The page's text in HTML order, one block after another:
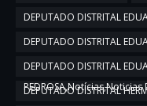
DEPUTADO DISTRITAL
DEPUTADO DISTRITAL
DEPUTADO DISTRITAL
PEDROSA,Notícias,Noticias
DEPUTADO DISTRITAL